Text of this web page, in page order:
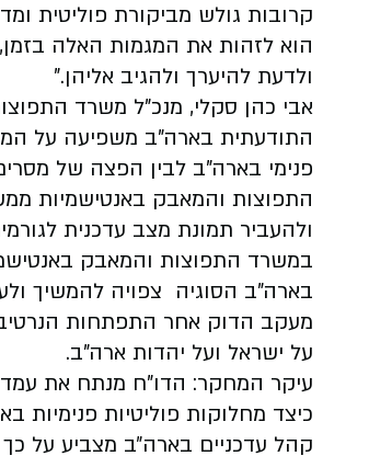
קרובות גולש מביקורת פוליטית
הוא לזהות את המגמות האלה בזמן,
ולדעת להיערך ולהגיב אליהן."
אבי כהן סקלי, מנכ"ל משרד
התודעתית בארה"ב משפיעה על
פנימי בארה"ב לבין הפצה של
התפוצות והמאבק באנטישמיות
ולהעביר תמונת מצב עדכנית
במשרד התפוצות והמאבק
בארה"ב הסוגיה צפויה להמשיך
מעקב הדוק אחר התפתחות
על ישראל ועל יהדות ארה"ב.
כיצד מחלוקות פוליטיות
קהל עדכניים בארה״ב מצביע על